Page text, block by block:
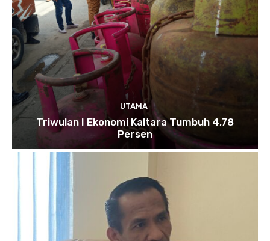
UTAMA
Triwulan I Ekonomi Kaltara Tumbuh 4,78
Persen